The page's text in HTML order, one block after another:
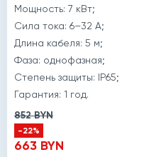
Мощность: 7 кВт;
Сила тока: 6–32 А;
Длина кабеля: 5 м;
Фаза: однофазная;
Степень защиты: IP65;
Гарантия: 1 год.
852 BYN
-22%
663 BYN